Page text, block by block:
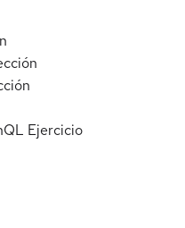
Ejercicio